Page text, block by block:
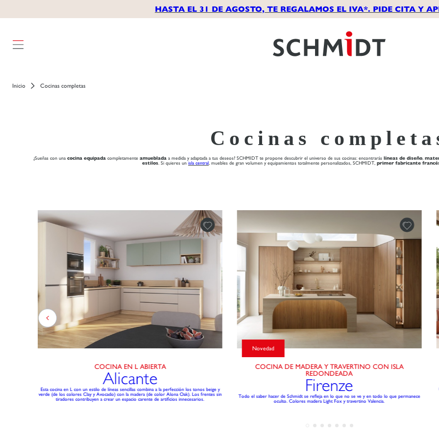
HASTA EL 31 DE AGOSTO, TE REGALAMOS EL IVA*. PIDE CITA Y
Inicio Cocinas completas
Cocinas
¿Sueñas con una cocina equipada completamente amueblada a medida y adaptada a tus deseos? SCHMIDT te propone descubrir el universo de sus cocinas: encontrarás líneas de diseño
estilos . Si quieres unisla central , muebles de gran volumen y equipamientos totalmente personalizados, SCHMIDT, primer fabricante
COCINA EN L ABIERTA
Alicante
Esta cocina en L con un estilo de líneas sencillas combina a la perfección los tonos beige y
verde (de los colores Clay y Avocado) con la madera (de color Alona Oak). Los frentes sin
tiradores contribuyen a crear un espacio carente de artificios innecesarios.
COCINA DE MADERA Y TRAVERTINO CON ISLA
REDONDEADA
Novedad
Firenze
Todo el saber hacer de Schmidt se refleja en lo que no se ve y en todo lo que permanece
oculto. Colores madera Light Fox y travertino Valencia.